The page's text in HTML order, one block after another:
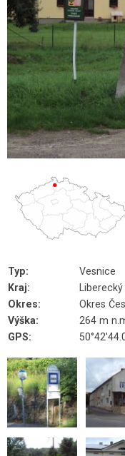
Typ:
Vesnice
Kraj:
Okres:
Okres
Výška:
264 m
GPS: